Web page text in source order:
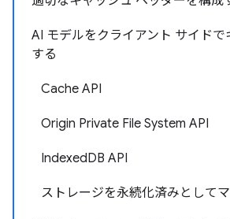
AI モデルをクライアント サイド
する
Cache API
Origin Private File System API
IndexedDB API
ストレージを永続化済みとして